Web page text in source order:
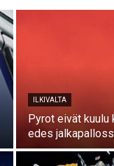
ILKIVALTA
Pyrot eivät
edes